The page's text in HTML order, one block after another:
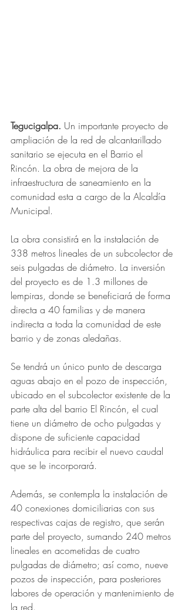
Tegucigalpa. Un importante proyecto de
ampliación de la red de alcantarillado
sanitario se ejecuta en el Barrio el
Rincón. La obra de mejora de la
infraestructura de saneamiento en la
comunidad esta a cargo de la Alcaldía
Municipal.
La obra consistirá en la instalación de
338 metros lineales de un subcolector de
seis pulgadas de diámetro. La inversión
del proyecto es de 1.3 millones de
lempiras, donde se beneficiará de forma
directa a 40 familias y de manera
indirecta a toda la comunidad de este
barrio y de zonas aledañas.
Se tendrá un único punto de descarga
aguas abajo en el pozo de inspección,
ubicado en el subcolector existente de la
parte alta del barrio El Rincón, el cual
tiene un diámetro de ocho pulgadas y
dispone de suficiente capacidad
hidráulica para recibir el nuevo caudal
que se le incorporará.
Además, se contempla la instalación de
40 conexiones domiciliarias con sus
respectivas cajas de registro, que serán
parte del proyecto, sumando 240 metros
lineales en acometidas de cuatro
pulgadas de diámetro; así como, nueve
pozos de inspección, para posteriores
labores de operación y mantenimiento de
la red.